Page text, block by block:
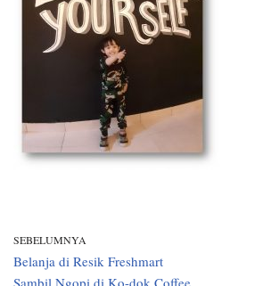
SEBELUMNYA
Belanja di Resik Freshmart
Sambil Ngopi di Ko-dok Coffee